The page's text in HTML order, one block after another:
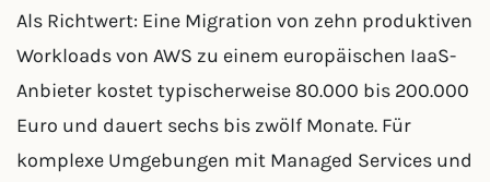
Als Richtwert: Eine Migration von zehn produktiven
Workloads von AWS zu einem europäischen IaaS-
Anbieter kostet typischerweise 80.000 bis 200.000
Euro und dauert sechs bis zwölf Monate. Für
komplexe Umgebungen mit Managed Services und